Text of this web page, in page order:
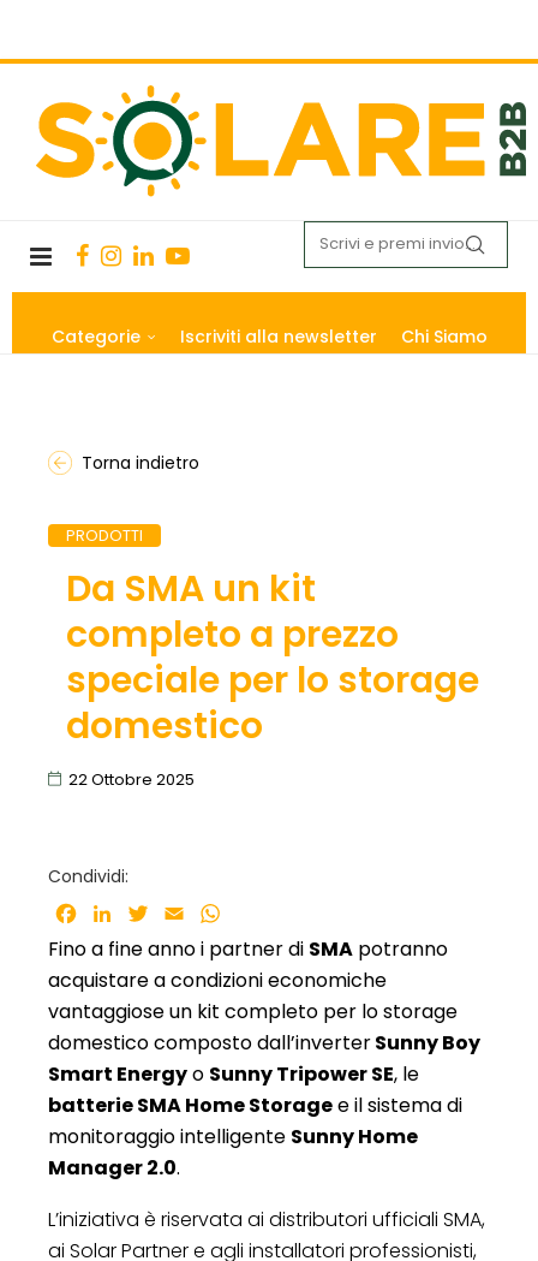
Categorie Iscriviti alla newsletter Chi Siamo
Torna indietro
PRODOTTI
Da SMA un kit
completo a prezzo
speciale per lo storage
domestico
22 Ottobre 2025
Condividi:
Facebook
LinkedInTwitter
Email
Fino a fine anno i partner di SMA potranno
acquistare a condizioni economiche
vantaggiose un kit completo per lo storage
domestico composto dall’inverterSunny Boy
Smart Energyo Sunny Tripower SE, le
batterie SMA Home Storagee il sistema di
monitoraggio intelligente Sunny Home
Manager 2.0.
L’iniziativa è riservata ai distributori ufficiali SMA,
ai Solar Partner e agli installatori professionisti,